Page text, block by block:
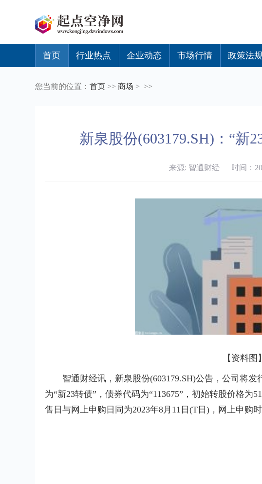
首页 行业热点 企业动态 市场行情 政策法
您当前的位置： 首页 >> 商场 > >>
新泉股份(603179.SH)：“新
来源: 智通财经 时间：
【资料图】
智通财经讯，新泉股份(603179.SH)公告，公司将
为“新23转债”，债券代码为“113675”，初始转股价格
售日与网上申购日同为2023年8月11日(T日)，网上申购时